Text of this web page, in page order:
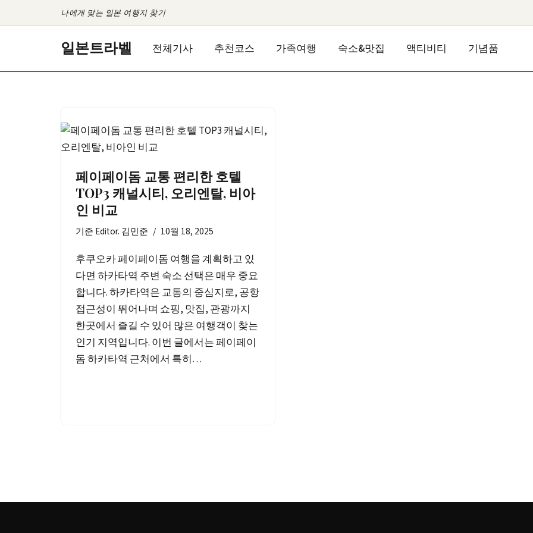
나에게 맞는 일본 여행지 찾기
일본트라벨 전체기사 추천코스 가족여행 숙소&맛집 액티비티 기념품
페이페이돔 교통 편리한 호텔
TOP3 캐널시티, 오리엔탈, 비아
인 비교
기준 Editor. 김민준 10월 18, 2025
후쿠오카 페이페이돔 여행을 계획하고 있
다면 하카타역 주변 숙소 선택은 매우 중요
합니다. 하카타역은 교통의 중심지로, 공항
접근성이 뛰어나며 쇼핑, 맛집, 관광까지
한곳에서 즐길 수 있어 많은 여행객이 찾는
인기 지역입니다. 이번 글에서는 페이페이
돔 하카타역 근처에서 특히…